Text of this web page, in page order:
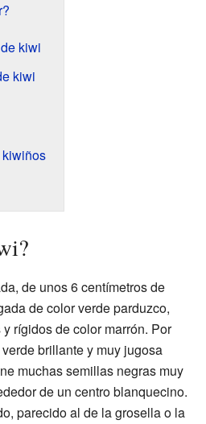
kiwi
kiwi
de unos 6 centímetros de
de color verde parduzco,
rígidos de color marrón. Por
brillante y muy jugosa
muchas semillas negras muy
de un centro blanquecino.
parecido al de la grosella o la